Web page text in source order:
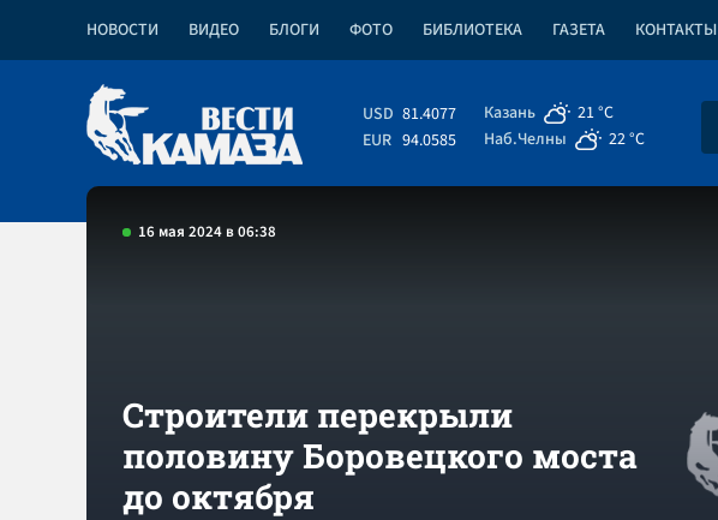
НОВОСТИ ВИДЕО БЛОГИ ФОТО БИБЛИОТЕКА ГАЗЕТА КОНТАКТЫ
USD 81.4077
EUR 94.0585
Казань
21 °C
Наб.Челны
22 °C
16 мая 2024 в 06:38
Строители перекрыли
половину Боровецкого моста
до октября